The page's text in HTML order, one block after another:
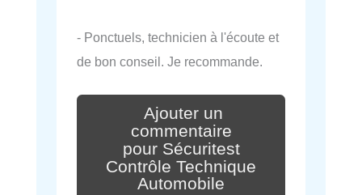
- Ponctuels, technicien à l'écoute et
de bon conseil. Je recommande.
Ajouter un
commentaire
pour Sécuritest
Contrôle Technique
Automobile